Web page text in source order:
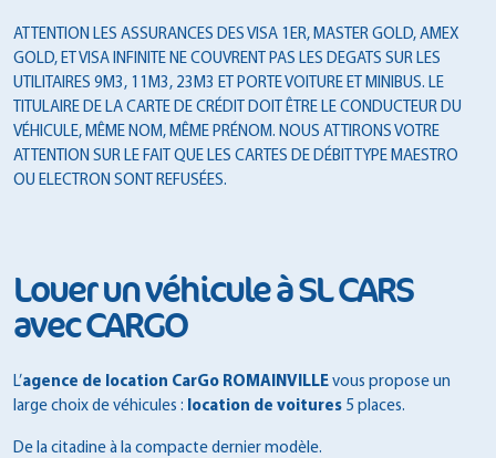
ATTENTION LES ASSURANCES DES VISA 1ER, MASTER GOLD, AMEX
GOLD, ET VISA INFINITE NE COUVRENT PAS LES DEGATS SUR LES
UTILITAIRES 9M3, 11M3, 23M3 ET PORTE VOITURE ET MINIBUS. LE
TITULAIRE DE LA CARTE DE CRÉDIT DOIT ÊTRE LE CONDUCTEUR DU
VÉHICULE, MÊME NOM, MÊME PRÉNOM. NOUS ATTIRONS VOTRE
ATTENTION SUR LE FAIT QUE LES CARTES DE DÉBIT TYPE MAESTRO
OU ELECTRON SONT REFUSÉES.
Louer un véhicule à SL CARS
avec CARGO
L’agence de location CarGo ROMAINVILLE vous propose un
large choix de véhicules : location de voitures 5 places.
De la citadine à la compacte dernier modèle.